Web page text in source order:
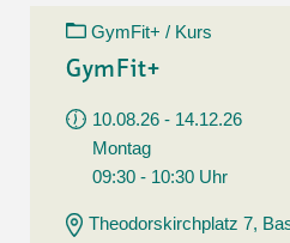
GymFit+ / Kurs
GymFit+
10.08.26 - 14.12.26
Montag
09:30 - 10:30 Uhr
Theodorskirchplatz 7,